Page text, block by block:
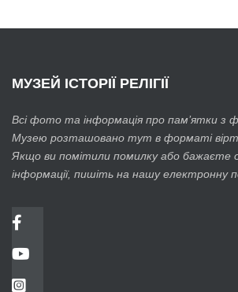
МУЗЕЙ ІСТОРІЇ РЕЛІГІЇ
Всі фото та інформація про пам’ятки з
Музею розташовано тут в форматі
Якщо ви помітили помилку або бажаєте
інформації, пишіть на нашу електронну